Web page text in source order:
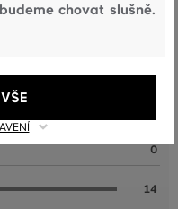
0
14
chovat slušně.